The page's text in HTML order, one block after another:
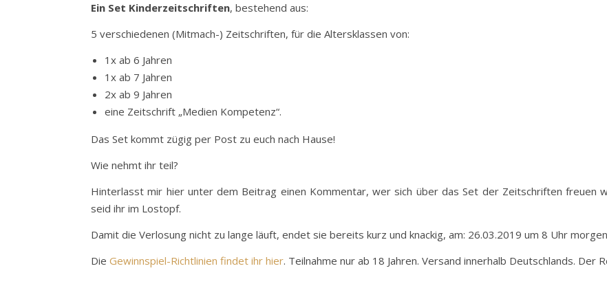
Ein Set Kinderzeitschriften, bestehend aus:
5 verschiedenen (Mitmach-) Zeitschriften, für die Altersklassen von:
1x ab 6 Jahren
1x ab 7 Jahren
2x ab 9 Jahren
eine Zeitschrift „Medien Kompetenz“.
Das Set kommt zügig per Post zu euch nach Hause!
Wie nehmt ihr teil?
Hinterlasst mir hier unter dem Beitrag einen Kommentar, wer sich über das Set der Zeitschriften freuen
seid ihr im Lostopf.
Damit die Verlosung nicht zu lange läuft, endet sie bereits kurz und knackig, am: 26.03.2019 um 8 Uhr
Die Gewinnspiel-Richtlinien findet ihr hier. Teilnahme nur ab 18 Jahren. Versand innerhalb Deutschlands. Der